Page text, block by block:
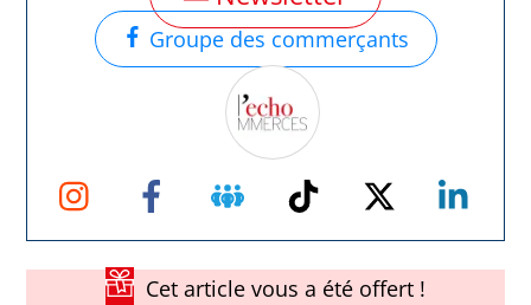
Groupe des commerçants
Instagram Facebook Groupe
Facebook
TikTok Twitter
Cet article vous a été offert !